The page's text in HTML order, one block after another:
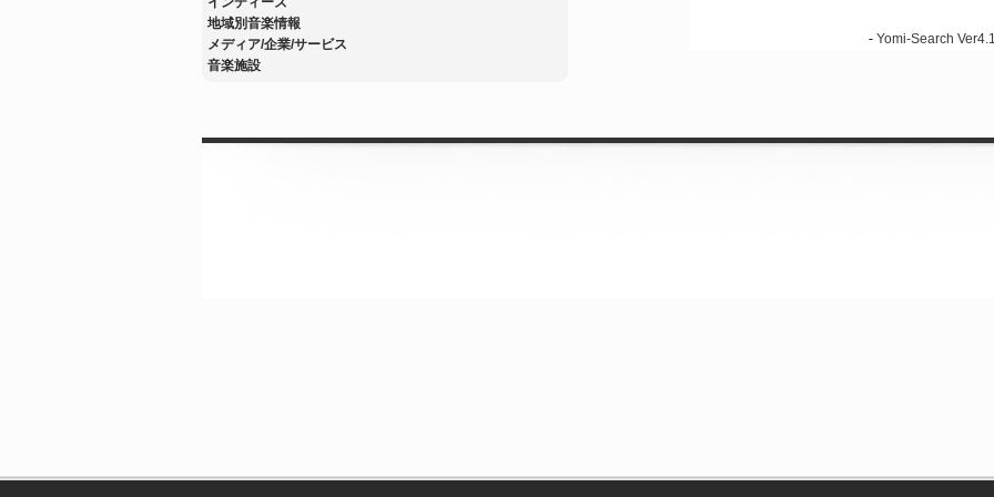
地域別音楽情報
メディア/企業/サービス
音楽施設
- Yomi-Search